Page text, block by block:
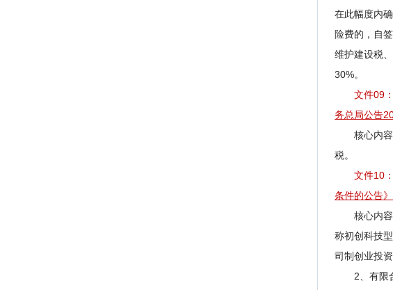
在此幅度内
险费的，自
维护建设税
30%。
文件09：
务总局公告
核心内
税。
文件10：
条件的公告
核心内容
称初创科技
司制创业投
2、有限